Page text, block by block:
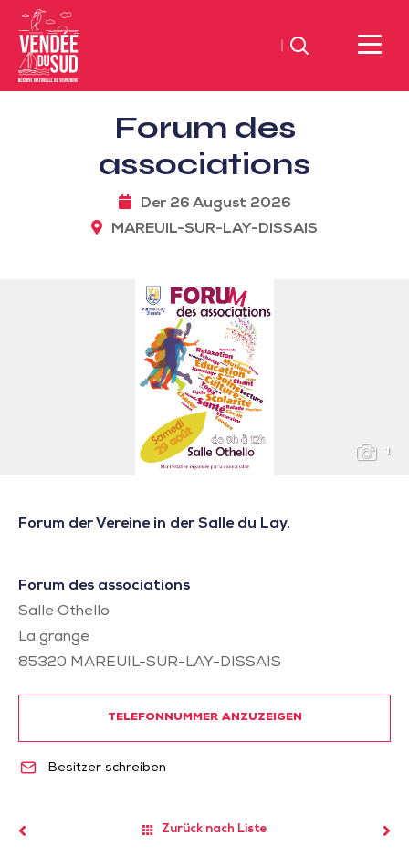
Sud
TourismusSüd
Suchen
Forum des
associations
Der 26 August 2026
MAREUIL-SUR-LAY-DISSAIS
1
Forum der Vereine in der Salle du Lay.
Forum des associations
Salle Othello
La grange
85320 MAREUIL-SUR-LAY-DISSAIS
TELEFONNUMMER ANZUZEIGEN
Besitzer schreiben
Zurück nach Liste